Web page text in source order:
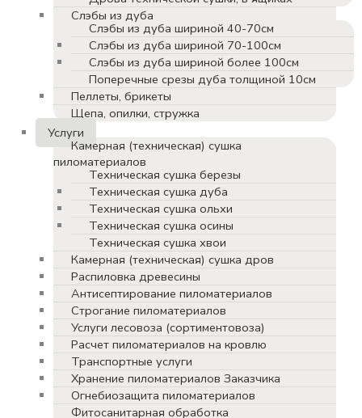
Слэбы из дуба
Слэбы из дуба шириной 40-70см
Слэбы из дуба шириной 70-100см
Слэбы из дуба шириной более 100см
Поперечные срезы дуба толщиной 10см
Пеллеты, брикеты
Щепа, опилки, стружка
Услуги
Камерная (техническая) сушка
пиломатериалов
Техническая сушка березы
Техническая сушка дуба
Техническая сушка ольхи
Техническая сушка осины
Техническая сушка хвои
Камерная (техническая) сушка дров
Распиловка древесины
Антисептирование пиломатериалов
Строгание пиломатериалов
Услуги лесовоза (сортиментовоза)
Расчет пиломатериалов на кровлю
Транспортные услуги
Хранение пиломатериалов Заказчика
Огнебиозащита пиломатериалов
Фитосанитарная обработка